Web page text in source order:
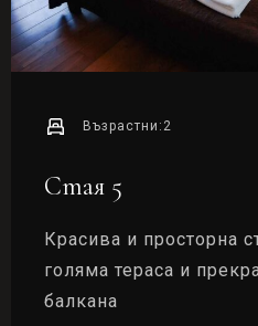
Стая 5
Красива и просторна
голяма тераса и
балкана
Възрастни: 2